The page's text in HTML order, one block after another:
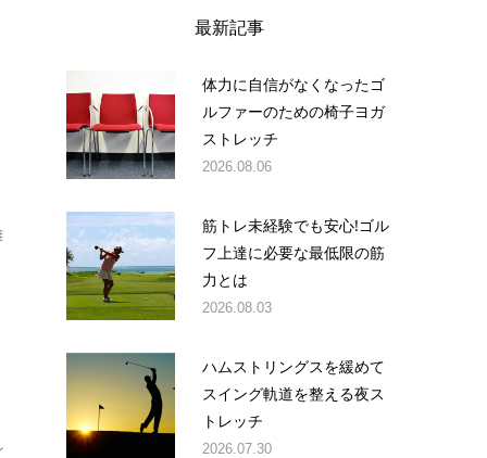
最新記事
体力に自信がなくなったゴ
ルファーのための椅子ヨガ
ストレッチ
2026.08.06
筋トレ未経験でも安心!ゴル
フ上達に必要な最低限の筋
力とは
2026.08.03
ハムストリングスを緩めて
スイング軌道を整える夜ス
トレッチ
2026.07.30